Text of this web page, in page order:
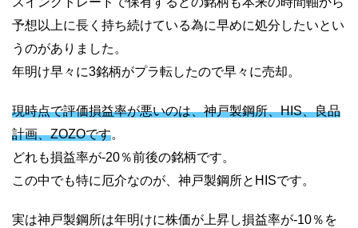
予想以上に長く持ち続けている為に早めに処分したいとい
うのがありました。
年明け早々に3銘柄がプラ転したので早々に売却。
現時点で評価損益率が悪いのは、神戸製鋼所、HIS、良品
計画、ZOZOです。
どれも損益率が-20％前後の銘柄です。
この中でも特に厄介なのが、神戸製鋼所とHISです。
実は神戸製鋼所は年明けに株価が上昇し損益率が-10％を